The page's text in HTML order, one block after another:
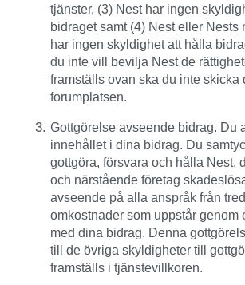
tjänster, (3) Nest har ingen
bidraget samt (4) Nest eller Nests
har ingen skyldighet att hålla
du inte vill bevilja Nest de
framställs ovan ska du inte skicka
forumplatsen.
Gottgörelse avseende bidrag. Du
innehållet i dina bidrag. Du
gottgöra, försvara och hålla Nest,
och närstående företag
avseende på alla anspråk från
omkostnader som uppstår genom
med dina bidrag. Denna
till de övriga skyldigheter till
framställs i tjänstevillkoren.